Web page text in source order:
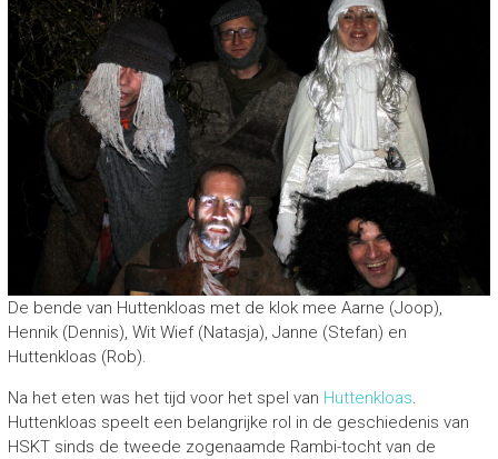
De bende van Huttenkloas met de klok mee Aarne (Joop),
Hennik (Dennis), Wit Wief (Natasja), Janne (Stefan) en
Huttenkloas (Rob).
Na het eten was het tijd voor het spel van Huttenkloas.
Huttenkloas speelt een belangrijke rol in de geschiedenis van
HSKT sinds de tweede zogenaamde Rambi-tocht van de